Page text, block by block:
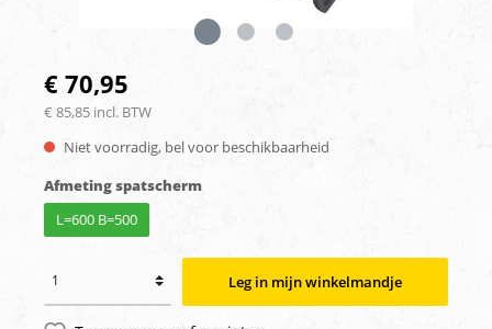
€ 70,95
€ 85,85 incl. BTW
Niet voorradig, bel voor beschikbaarheid
Afmeting spatscherm
L=600 B=500
Leg in mijn winkelmandje